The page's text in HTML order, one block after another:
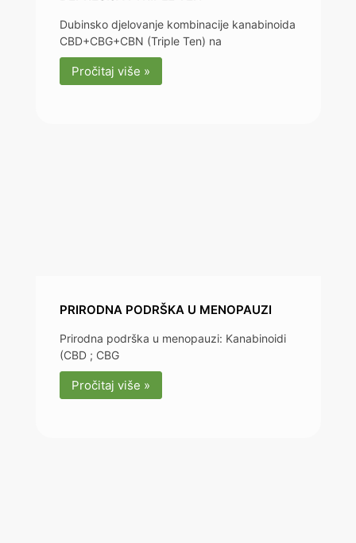
Dubinsko djelovanje kombinacije kanabinoida
CBD+CBG+CBN (Triple Ten) na
Pročitaj više »
PRIRODNA PODRŠKA U MENOPAUZI
Prirodna podrška u menopauzi: Kanabinoidi
(CBD ; CBG
Pročitaj više »